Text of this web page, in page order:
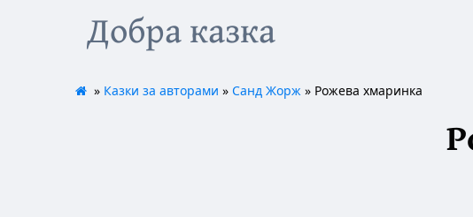
Добра казка
» Казки за авторами » Санд Жорж» Рожева хмаринка